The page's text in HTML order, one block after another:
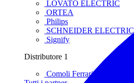
LOVATO ELECTRIC
ORTEA
Philips
SCHNEIDER ELECTRIC
Signify
Distributore 1
Comoli Ferrari